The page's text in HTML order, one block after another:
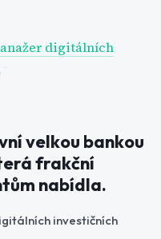
digitálních
velkou bankou
frakční
nabídla.
investičních